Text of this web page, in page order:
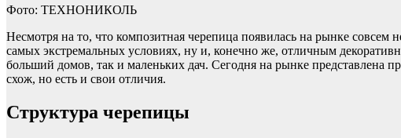
Фото: ТЕХНОНИКОЛЬ
Несмотря на то, что композитная черепица появилась на рынке совсем
самых экстремальных условиях, ну и, конечно же, отличным
больший домов, так и маленьких дач. Сегодня на рынке
схож, но есть и свои отличия.
Структура черепицы